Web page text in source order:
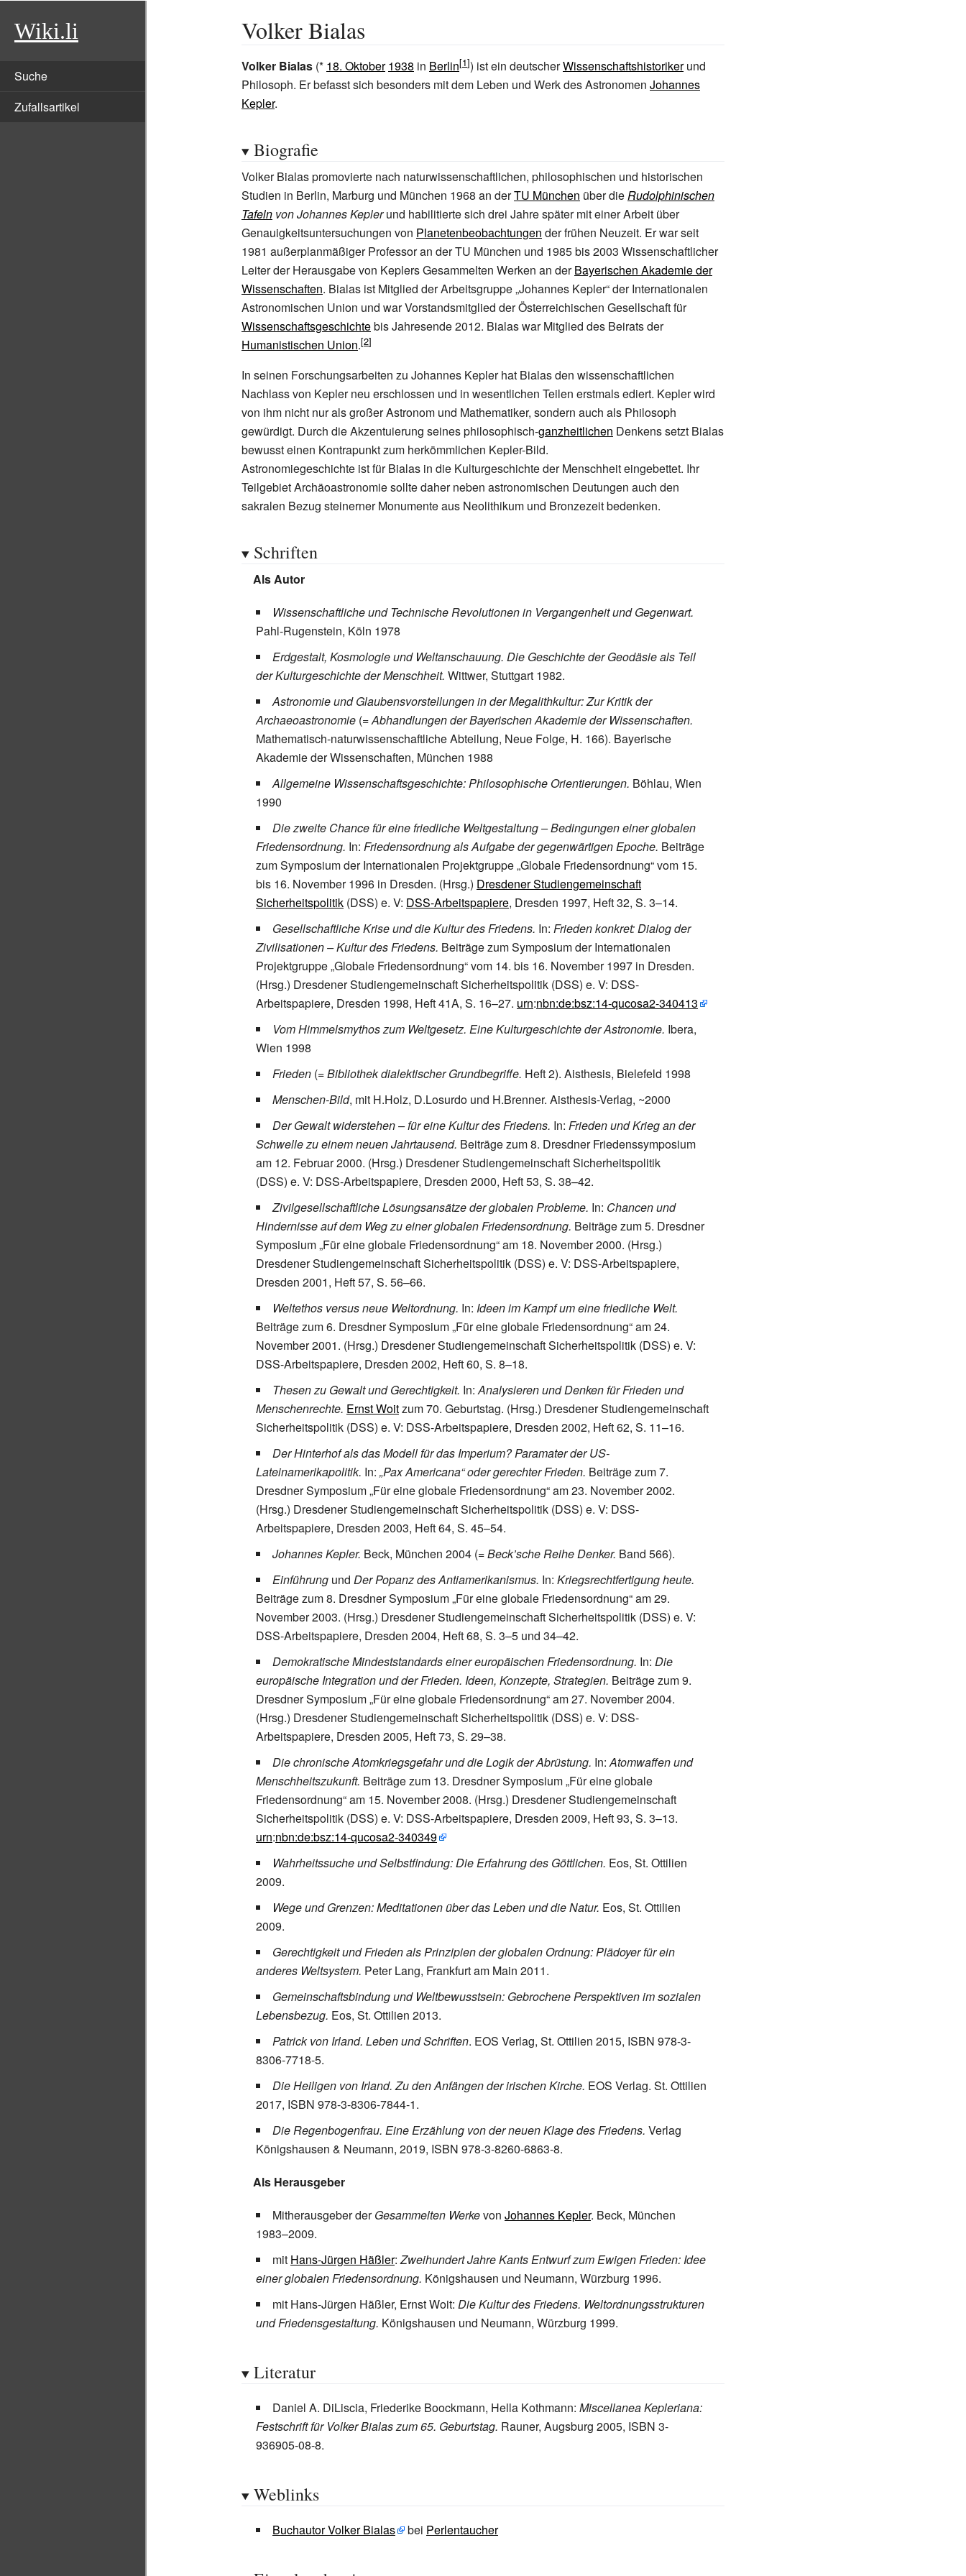
Wiki.li
Suche
Zufallsartikel
Volker Bialas
Volker Bialas (* 18. Oktober 1938 in Berlin ) ist ein deutscherWissenschaftshistorikerund
Philosoph. Er befasst sich besonders mit dem Leben und Werk des Astronomen Johannes
Kepler.
Biografie
Volker Bialas promovierte nach naturwissenschaftlichen, philosophischen und historischen
Studien in Berlin, Marburg und München 1968 an derTU München über dieRudolphinischen
Tafeln von Johannes Keplerund habilitierte sich drei Jahre später mit einer Arbeit über
Genauigkeitsuntersuchungen von Planetenbeobachtungen der frühen Neuzeit. Er war seit
1981 außerplanmäßiger Professor an der TU München und 1985 bis 2003 Wissenschaftlicher
Leiter der Herausgabe von Keplers Gesammelten Werken an derBayerischen Akademie der
Wissenschaften. Bialas ist Mitglied der Arbeitsgruppe „Johannes Kepler“ der Internationalen
Astronomischen Union und war Vorstandsmitglied der Österreichischen Gesellschaft für
Wissenschaftsgeschichtebis Jahresende 2012. Bialas war Mitglied des Beirats der
Humanistischen Union.
In seinen Forschungsarbeiten zu Johannes Kepler hat Bialas den wissenschaftlichen
Nachlass von Kepler neu erschlossen und in wesentlichen Teilen erstmals ediert. Kepler wird
von ihm nicht nur als großer Astronom und Mathematiker, sondern auch als Philosoph
gewürdigt. Durch die Akzentuierung seines philosophisch-ganzheitlichen Denkens setzt Bialas
bewusst einen Kontrapunkt zum herkömmlichen Kepler-Bild.
Astronomiegeschichte ist für Bialas in die Kulturgeschichte der Menschheit eingebettet. Ihr
Teilgebiet Archäoastronomie sollte daher neben astronomischen Deutungen auch den
sakralen Bezug steinerner Monumente aus Neolithikum und Bronzezeit bedenken.
Schriften
Als Autor
Wissenschaftliche und Technische Revolutionen in Vergangenheit und Gegenwart.
Pahl-Rugenstein, Köln 1978
Erdgestalt, Kosmologie und Weltanschauung. Die Geschichte der Geodäsie als Teil
der Kulturgeschichte der Menschheit. Wittwer, Stuttgart 1982.
Astronomie und Glaubensvorstellungen in der Megalithkultur: Zur Kritik der
Archaeoastronomie (=Abhandlungen der Bayerischen Akademie der Wissenschaften.
Mathematisch-naturwissenschaftliche Abteilung, Neue Folge, H. 166). Bayerische
Akademie der Wissenschaften, München 1988
Allgemeine Wissenschaftsgeschichte: Philosophische Orientierungen. Böhlau, Wien
1990
Die zweite Chance für eine friedliche Weltgestaltung – Bedingungen einer globalen
Friedensordnung. In: Friedensordnung als Aufgabe der gegenwärtigen Epoche. Beiträge
zum Symposium der Internationalen Projektgruppe „Globale Friedensordnung“ vom 15.
bis 16. November 1996 in Dresden. (Hrsg.) Dresdener Studiengemeinschaft
Sicherheitspolitik (DSS) e. V: DSS-Arbeitspapiere, Dresden 1997, Heft32, S. 3–14.
Gesellschaftliche Krise und die Kultur des Friedens. In: Frieden konkret: Dialog der
Zivilisationen – Kultur des Friedens. Beiträge zum Symposium der Internationalen
Projektgruppe „Globale Friedensordnung“ vom 14. bis 16. November 1997 in Dresden.
(Hrsg.) Dresdener Studiengemeinschaft Sicherheitspolitik (DSS) e. V: DSS-
Arbeitspapiere, Dresden 1998, Heft41A, S. 16–27. urn:nbn:de:bsz:14-qucosa2-340413
Vom Himmelsmythos zum Weltgesetz. Eine Kulturgeschichte der Astronomie. Ibera,
Wien 1998
Frieden (=Bibliothek dialektischer Grundbegriffe. Heft 2). Aisthesis, Bielefeld 1998
Menschen-Bild, mit H.Holz, D.Losurdo und H.Brenner. Aisthesis-Verlag, ~2000
Der Gewalt widerstehen – für eine Kultur des Friedens. In: Frieden und Krieg an der
Schwelle zu einem neuen Jahrtausend. Beiträge zum 8. Dresdner Friedenssymposium
am 12. Februar 2000. (Hrsg.) Dresdener Studiengemeinschaft Sicherheitspolitik
(DSS) e. V: DSS-Arbeitspapiere, Dresden 2000, Heft53, S. 38–42.
Zivilgesellschaftliche Lösungsansätze der globalen Probleme. In: Chancen und
Hindernisse auf dem Weg zu einer globalen Friedensordnung. Beiträge zum 5. Dresdner
Symposium „Für eine globale Friedensordnung“ am 18. November 2000. (Hrsg.)
Dresdener Studiengemeinschaft Sicherheitspolitik (DSS) e. V: DSS-Arbeitspapiere,
Dresden 2001, Heft57, S. 56–66.
Weltethos versus neue Weltordnung. In: Ideen im Kampf um eine friedliche Welt.
Beiträge zum 6. Dresdner Symposium „Für eine globale Friedensordnung“ am 24.
November 2001. (Hrsg.) Dresdener Studiengemeinschaft Sicherheitspolitik (DSS) e. V:
DSS-Arbeitspapiere, Dresden 2002, Heft60, S. 8–18.
Thesen zu Gewalt und Gerechtigkeit. In:Analysieren und Denken für Frieden und
Menschenrechte. Ernst Woitzum 70. Geburtstag. (Hrsg.) Dresdener Studiengemeinschaft
Sicherheitspolitik (DSS) e. V: DSS-Arbeitspapiere, Dresden 2002, Heft62, S. 11–16.
Der Hinterhof als das Modell für das Imperium? Paramater der US-
Lateinamerikapolitik. In: „Pax Americana“ oder gerechter Frieden. Beiträge zum 7.
Dresdner Symposium „Für eine globale Friedensordnung“ am 23. November 2002.
(Hrsg.) Dresdener Studiengemeinschaft Sicherheitspolitik (DSS) e. V: DSS-
Arbeitspapiere, Dresden 2003, Heft64, S. 45–54.
Johannes Kepler. Beck, München 2004 (=Beck’sche Reihe Denker. Band 566).
Einführung und Der Popanz des Antiamerikanismus. In: Kriegsrechtfertigung heute.
Beiträge zum 8. Dresdner Symposium „Für eine globale Friedensordnung“ am 29.
November 2003. (Hrsg.) Dresdener Studiengemeinschaft Sicherheitspolitik (DSS) e. V:
DSS-Arbeitspapiere, Dresden 2004, Heft68, S. 3–5 und 34–42.
Demokratische Mindeststandards einer europäischen Friedensordnung. In: Die
europäische Integration und der Frieden. Ideen, Konzepte, Strategien. Beiträge zum 9.
Dresdner Symposium „Für eine globale Friedensordnung“ am 27. November 2004.
(Hrsg.) Dresdener Studiengemeinschaft Sicherheitspolitik (DSS) e. V: DSS-
Arbeitspapiere, Dresden 2005, Heft73, S. 29–38.
Die chronische Atomkriegsgefahr und die Logik der Abrüstung. In:Atomwaffen und
Menschheitszukunft. Beiträge zum 13. Dresdner Symposium „Für eine globale
Friedensordnung“ am 15. November 2008. (Hrsg.) Dresdener Studiengemeinschaft
Sicherheitspolitik (DSS) e. V: DSS-Arbeitspapiere, Dresden 2009, Heft93, S. 3–13.
urn:nbn:de:bsz:14-qucosa2-340349
Wahrheitssuche und Selbstfindung: Die Erfahrung des Göttlichen. Eos, St. Ottilien
2009.
Wege und Grenzen: Meditationen über das Leben und die Natur. Eos, St. Ottilien
2009.
Gerechtigkeit und Frieden als Prinzipien der globalen Ordnung: Plädoyer für ein
anderes Weltsystem. Peter Lang, Frankfurt am Main 2011.
Gemeinschaftsbindung und Weltbewusstsein: Gebrochene Perspektiven im sozialen
Lebensbezug. Eos, St. Ottilien 2013.
Patrick von Irland. Leben und Schriften. EOS Verlag, St. Ottilien 2015, ISBN 978-3-
8306-7718-5.
Die Heiligen von Irland. Zu den Anfängen der irischen Kirche. EOS Verlag. St. Ottilien
2017, ISBN 978-3-8306-7844-1.
Die Regenbogenfrau. Eine Erzählung von der neuen Klage des Friedens. Verlag
Königshausen & Neumann, 2019, ISBN 978-3-8260-6863-8.
Als Herausgeber
Mitherausgeber derGesammelten Werkevon Johannes Kepler. Beck, München
1983–2009.
mit Hans-Jürgen Häßler:Zweihundert Jahre Kants Entwurf zum Ewigen Frieden: Idee
einer globalen Friedensordnung. Königshausen und Neumann, Würzburg 1996.
mit Hans-Jürgen Häßler, Ernst Woit: Die Kultur des Friedens. Weltordnungsstrukturen
und Friedensgestaltung. Königshausen und Neumann, Würzburg 1999.
Literatur
Daniel A. DiLiscia, Friederike Boockmann, Hella Kothmann: Miscellanea Kepleriana:
Festschrift für Volker Bialas zum 65. Geburtstag. Rauner, Augsburg 2005, ISBN 3-
936905-08-8.
Weblinks
Buchautor Volker Bialas bei Perlentaucher